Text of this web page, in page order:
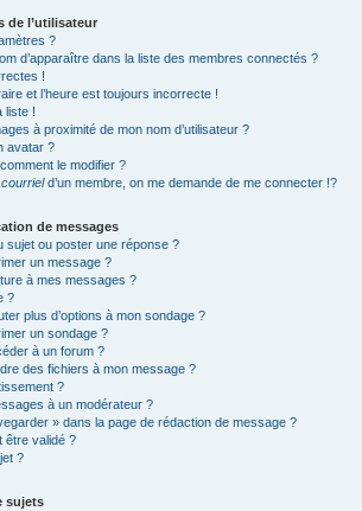
de l’utilisateur
?
d’apparaître dans la liste des membres connectés ?
!
et l’heure est toujours incorrecte !
liste !
à proximité de mon nom d’utilisateur ?
avatar ?
le modifier ?
courrield’un membre, on me demande de me connecter !?
de messages
sujet ou poster une réponse ?
un message ?
à mes messages ?
?
plus d’options à mon sondage ?
un sondage ?
à un forum ?
des fichiers à mon message ?
?
à un modérateur ?
» dans la page de rédaction de message ?
être validé ?
?
sujets